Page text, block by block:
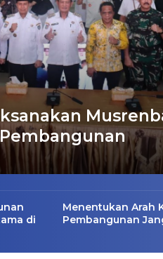
di
Menentukan Arah
Pembangunan